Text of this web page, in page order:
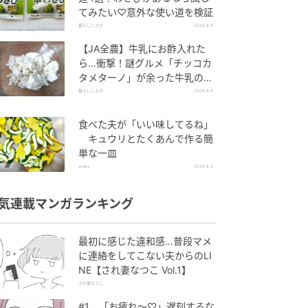
てみたい♡意外な使い道を検証
暮らしニスタ 2026.8.8
【JA全農】牛乳にお酢入れた
ら…衝撃！謎グルメ「チッコカ
タメターノ」が余った牛乳の救
世主でした。
暮らしニスタ 2026.8.8
食べた夫が「いい味してるね」
キュウリとたくあんで作る簡
単な一皿
grape 2026.8.8
連載マンガランキング
最初に感じた違和感…普段マメ
に連絡をしてこない夫からのLI
NE【され妻なつこ Vol.1】
され妻なつこ